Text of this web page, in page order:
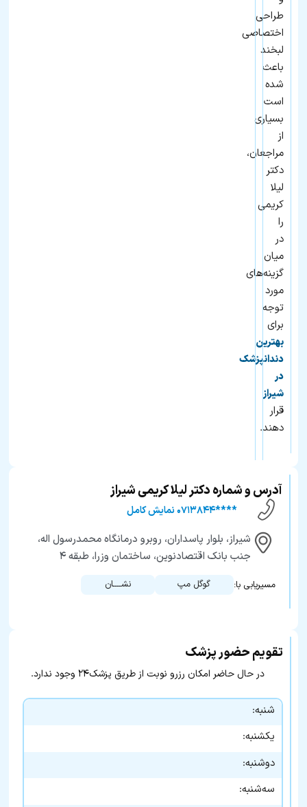
طراحی
اختصاصی
لبخند
باعث
شده
است
بسیاری
از
مراجعان،
دکتر
لیلا
کریمی
را
در
میان
گزینه‌های
مورد
توجه
برای
بهترین
دندانپزشک
در
شیراز
قرار
دهند.
آدرس و شماره دکتر لیلا کریمی شیراز
****۰۷۱۳۸۴۴ نمایش کامل
شیراز، بلوار پاسداران، روبرو درمانگاه محمدرسول اله،
جنب بانک اقتصادنوین، ساختمان وزرا، طبقه ۴
مسیریابی با: گوگل مپ نشــــان
تقویم حضور پزشک
در حال حاضر امکان رزرو نوبت از طریق پزشک۲۴ وجود ندارد.
شنبه:
یکشنبه:
دوشنبه:
سه‌شنبه: